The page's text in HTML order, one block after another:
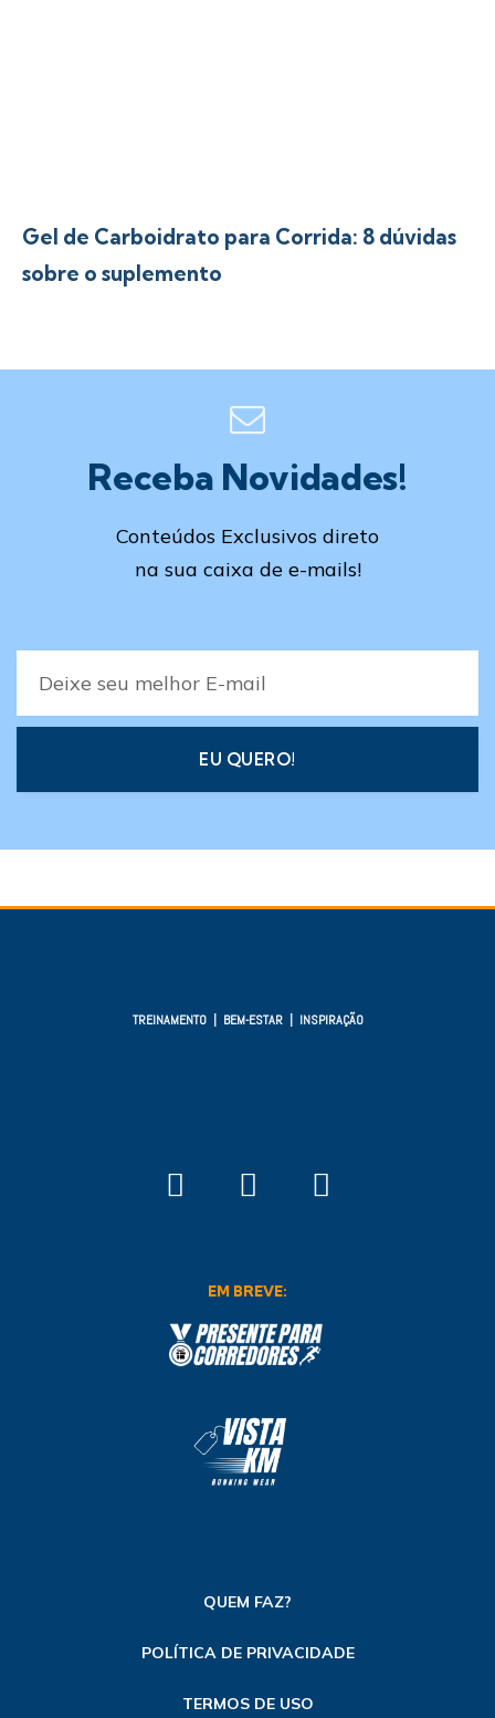
Gel de Carboidrato para Corrida: 8 dúvidas
sobre o suplemento
Receba Novidades!
Conteúdos Exclusivos direto
na sua caixa de e-mails!
EU QUERO!
TREINAMENTO | BEM-ESTAR | INSPIRAÇÃO
EM BREVE:
QUEM FAZ?
POLÍTICA DE PRIVACIDADE
TERMOS DE USO